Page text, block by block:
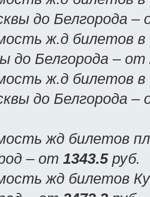
до Белгорода
ж.д билетов в
до Белгорода – от
ж.д билетов в
до Белгорода
жд билетов
– от 1343.5руб.
жд билетов